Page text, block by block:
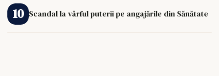
Scandal la vârful puterii pe angajările din Sănătate